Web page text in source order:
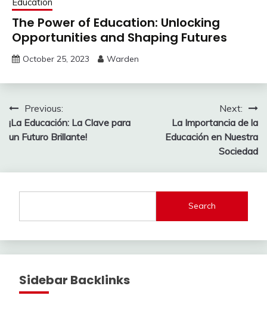
The Power of Education: Unlocking
Opportunities and Shaping Futures
October 25, 2023 Warden
Post
navigation
Previous:
¡La Educación: La Clave para
un Futuro Brillante!
Next:
La Importancia de la
Educación en Nuestra
Sociedad
Search
Sidebar Backlinks